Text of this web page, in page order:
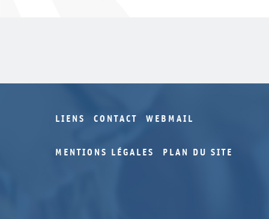
LIENS CONTACT WEBMAIL
MENTIONS LÉGALES PLAN DU SITE